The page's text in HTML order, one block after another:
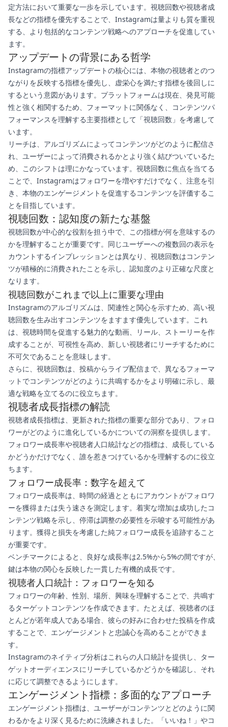
定方法において重要な一歩を示しています。視聴回数や視聴者成
長などの指標を優先することで、Instagramは量よりも質を重視
する、より包括的なコンテンツ戦略へのアプローチを促進してい
ます。
アップデートの背景にある哲学
Instagramの指標アップデートの核心には、本物の視聴者とのつ
ながりを反映する指標を優先し、虚栄心を満たす指標を後回しに
するという意図があります。プラットフォームは現在、発見可能
性と強く相関するため、フォーマットに関係なく、コンテンツパ
フォーマンスを理解する主要指標として「視聴回数」を考慮して
います。
リーチは、アルゴリズムによってコンテンツがどのように配信さ
れ、ユーザーによって消費されるかとより強く結びついているた
め、このシフトは理にかなっています。視聴回数に焦点を当てる
ことで、Instagramはフォロワーを増やすだけでなく、注意を引
き、本物のエンゲージメントを促進するコンテンツを評価するこ
とを目指しています。
視聴回数：認知度の新たな基盤
視聴回数が中心的な役割を担う中で、この指標が何を意味するの
かを理解することが重要です。同じユーザーへの複数回の表示を
カウントするインプレッションとは異なり、視聴回数はコンテン
ツが積極的に消費されたことを示し、認知度のより正確な尺度と
なります。
視聴回数がこれまで以上に重要な理由
Instagramのアルゴリズムは、関連性と関心を示すため、高い視
聴回数を生み出すコンテンツをますます優先しています。これ
は、視聴時間を促進する魅力的な動画、リール、ストーリーを作
成することが、可視性を高め、新しい視聴者にリーチするために
不可欠であることを意味します。
さらに、視聴回数は、投稿からライブ配信まで、異なるフォーマ
ットでコンテンツがどのように共鳴するかをより明確に示し、最
適な戦略を立てるのに役立ちます。
視聴者成長指標の解読
視聴者成長指標は、更新された指標の重要な部分であり、フォロ
ワーがどのように進化しているかについての洞察を提供します。
フォロワー成長率や視聴者人口統計などの指標は、成長している
かどうかだけでなく、誰を惹きつけているかを理解するのに役立
ちます。
フォロワー成長率：数字を超えて
フォロワー成長率は、時間の経過とともにアカウントがフォロワ
ーを獲得または失う速さを測定します。着実な増加は成功したコ
ンテンツ戦略を示し、停滞は調整の必要性を示唆する可能性があ
ります。獲得と損失を考慮した純フォロワー成長を追跡すること
が重要です。
ベンチマークによると、良好な成長率は2.5%から5%の間ですが、
鍵は本物の関心を反映した一貫した有機的成長です。
視聴者人口統計：フォロワーを知る
フォロワーの年齢、性別、場所、興味を理解することで、共鳴す
るターゲットコンテンツを作成できます。たとえば、視聴者のほ
とんどが若年成人である場合、彼らの好みに合わせた投稿を作成
することで、エンゲージメントと忠誠心を高めることができま
す。
Instagramのネイティブ分析はこれらの人口統計を提供し、ター
ゲットオーディエンスにリーチしているかどうかを確認し、それ
に応じて調整できるようにします。
エンゲージメント指標：多面的なアプローチ
エンゲージメント指標は、ユーザーがコンテンツとどのように関
わるかをより深く見るために洗練されました。「いいね！」やコ